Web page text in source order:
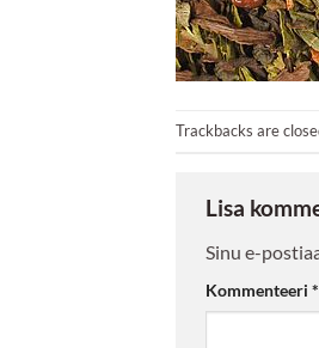
Trackbacks are
Lisa
Sinu e-
Kommenteeri *